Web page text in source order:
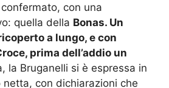
con una
quella della Bonas. Un
a lungo, e con
prima dell’addio un
la Bruganelli si è espressa in
con dichiarazioni che